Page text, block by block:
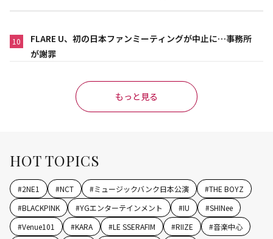
10
FLARE U、初の日本ファンミーティングが中止に…事務所
が謝罪
もっと見る
HOT TOPICS
#2NE1 #NCT #ミュージックバンク日本公演 #THE BOYZ
#BLACKPINK #YGエンターテインメント #IU #SHINee
#Venue101 #KARA #LE SSERAFIM #RIIZE #音楽中心